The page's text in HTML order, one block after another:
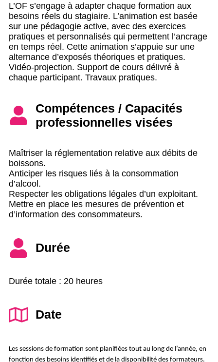
L’OF s’engage à adapter chaque formation aux
besoins réels du stagiaire. L’animation est basée
sur une pédagogie active, avec des exercices
pratiques et personnalisés qui permettent l’ancrage
en temps réel. Cette animation s’appuie sur une
alternance d’exposés théoriques et pratiques.
Vidéo-projection. Support de cours délivré à
chaque participant. Travaux pratiques.
Compétences / Capacités
professionnelles visées
Maîtriser la réglementation relative aux débits de
boissons.
Anticiper les risques liés à la consommation
d’alcool.
Respecter les obligations légales d’un exploitant.
Mettre en place les mesures de prévention et
d’information des consommateurs.
Durée
Durée totale : 20 heures
Date
Les sessions de formation sont planifiées tout au long de l’année, en
fonction des besoins identifiés et de la disponibilité des formateurs.